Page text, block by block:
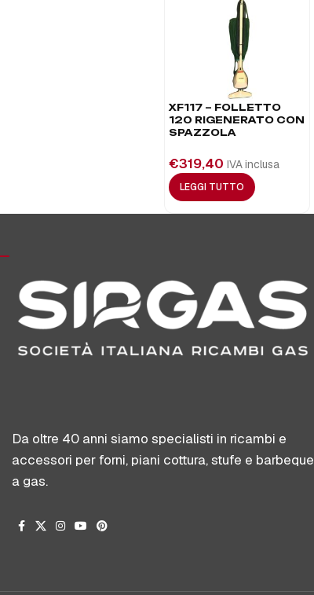
XF117 – FOLLETTO
120 RIGENERATO CON
SPAZZOLA
€319,40 IVA inclusa
LEGGI TUTTO
Da oltre 40 anni siamo specialisti in ricambi e
accessori per forni, piani cottura, stufe e barbeque
a gas.